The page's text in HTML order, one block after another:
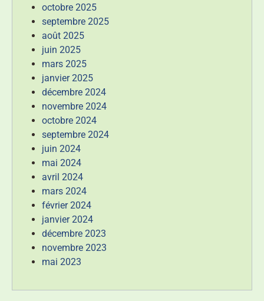
octobre 2025
septembre 2025
août 2025
juin 2025
mars 2025
janvier 2025
décembre 2024
novembre 2024
octobre 2024
septembre 2024
juin 2024
mai 2024
avril 2024
mars 2024
février 2024
janvier 2024
décembre 2023
novembre 2023
mai 2023